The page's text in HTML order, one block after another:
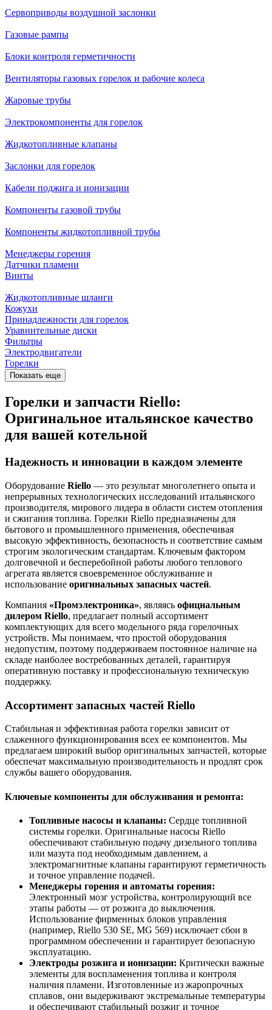
Сервоприводы воздушной заслонки
Газовые рампы
Блоки контроля герметичности
Вентиляторы газовых горелок и рабочие колеса
Жаровые трубы
Электрокомпоненты для горелок
Жидкотопливные клапаны
Заслонки для горелок
Кабели поджига и ионизации
Компоненты газовой трубы
Компоненты жидкотопливной трубы
Менеджеры горения
Датчики пламени
Винты
Жидкотопливные шланги
Кожухи
Принадлежности для горелок
Уравнительные диски
Фильтры
Электродвигатели
Горелки
Показать еще
Горелки и запчасти Riello:
Оригинальное итальянское качество
для вашей котельной
Надежность и инновации в каждом элементе
Оборудование Riello — это результат многолетнего опыта и
непрерывных технологических исследований итальянского
производителя, мирового лидера в области систем отопления
и сжигания топлива. Горелки Riello предназначены для
бытового и промышленного применения, обеспечивая
высокую эффективность, безопасность и соответствие самым
строгим экологическим стандартам. Ключевым фактором
долговечной и бесперебойной работы любого теплового
агрегата является своевременное обслуживание и
использование оригинальных запасных частей.
Компания «Промэлектроника», являясь официальным
дилером Riello, предлагает полный ассортимент
комплектующих для всего модельного ряда горелочных
устройств. Мы понимаем, что простой оборудования
недопустим, поэтому поддерживаем постоянное наличие на
складе наиболее востребованных деталей, гарантируя
оперативную поставку и профессиональную техническую
поддержку.
Ассортимент запасных частей Riello
Стабильная и эффективная работа горелки зависит от
слаженного функционирования всех ее компонентов. Мы
предлагаем широкий выбор оригинальных запчастей, которые
обеспечат максимальную производительность и продлят срок
службы вашего оборудования.
Ключевые компоненты для обслуживания и ремонта:
Топливные насосы и клапаны: Сердце топливной
системы горелки. Оригинальные насосы Riello
обеспечивают стабильную подачу дизельного топлива
или мазута под необходимым давлением, а
электромагнитные клапаны гарантируют герметичность
и точное управление подачей.
Менеджеры горения и автоматы горения:
Электронный мозг устройства, контролирующий все
этапы работы — от розжига до выключения.
Использование фирменных блоков управления
(например, Riello 530 SE, MG 569) исключает сбои в
программном обеспечении и гарантирует безопасную
эксплуатацию.
Электроды розжига и ионизации: Критически важные
элементы для воспламенения топлива и контроля
наличия пламени. Изготовленные из жаропрочных
сплавов, они выдерживают экстремальные температуры
и обеспечивают стабильный розжиг и точное